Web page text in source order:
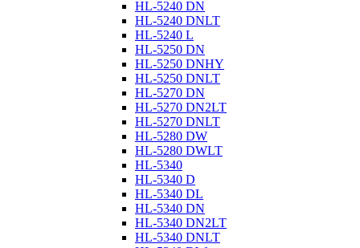
HL-5240 DN
HL-5240 DNLT
HL-5240 L
HL-5250 DN
HL-5250 DNHY
HL-5250 DNLT
HL-5270 DN
HL-5270 DN2LT
HL-5270 DNLT
HL-5280 DW
HL-5280 DWLT
HL-5340
HL-5340 D
HL-5340 DL
HL-5340 DN
HL-5340 DN2LT
HL-5340 DNLT